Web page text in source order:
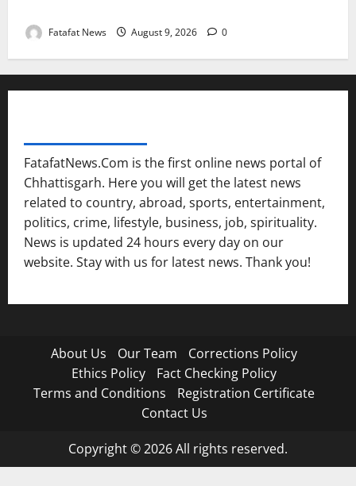
Fatafat News August 9, 2026 0
FatafatNews.Com is the first online news portal of
Chhattisgarh. Here you will get the latest news
related to country, abroad, sports, entertainment,
politics, crime, lifestyle, business, job, spirituality.
News is updated 24 hours every day on our
website. Stay with us for latest news. Thank you!
About Us Our Team
Corrections Policy
Ethics Policy
Fact Checking Policy
Terms and Conditions
Registration Certificate
Contact Us
Copyright © 2026 All rights reserved.